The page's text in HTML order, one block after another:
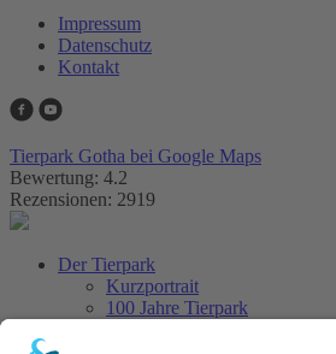
Impressum
Datenschutz
Kontakt
Tierpark Gotha bei Google Maps
Bewertung: 4.2
Rezensionen: 2919
Der Tierpark
Kurzportrait
100 Jahre Tierpark